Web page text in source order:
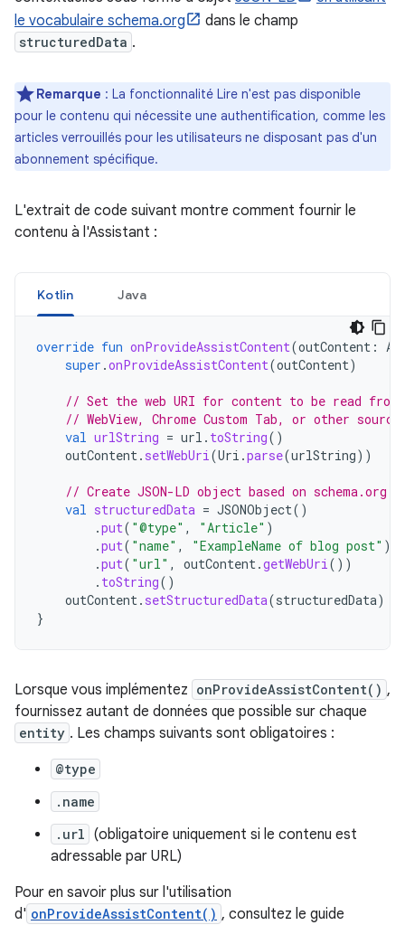
le vocabulaire schema.org
dans le champ
structuredData .
Remarque : La fonctionnalité Lire n'est pas disponible
pour le contenu qui nécessite une authentification, comme les
articles verrouillés pour les utilisateurs ne disposant pas d'un
abonnement spécifique.
L'extrait de code suivant montre comment fournir le
contenu à l'Assistant :
Kotlin Java
override fun onProvideAssistContent(outContent :
super .onProvideAssistContent(outContent)
// Set the web URI for content to be read from
// WebView, Chrome Custom Tab, or other source
val urlString = url . toString()
outContent. setWebUri(Uri .parse(urlString))
// Create JSON-LD object based on schema.org
val structuredData = JSONObject()
.put( "@type" , "Article" )
.put( "name" , "ExampleName of blog post" )
.put( "url" , outContent.getWebUri())
. toString()
outContent. setStructuredData(structuredData)
}
Lorsque vous implémentez onProvideAssistContent() ,
fournissez autant de données que possible sur chaque
entity . Les champs suivants sont obligatoires :
@type
.name
.url (obligatoire uniquement si le contenu est
adressable par URL)
Pour en savoir plus sur l'utilisation
d' onProvideAssistContent() , consultez le guide